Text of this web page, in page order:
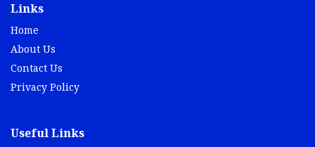
Links
Home
About Us
Contact Us
Privacy Policy
Useful Links